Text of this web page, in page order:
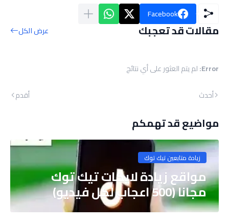
Facebook
مقالات قد تعجبك عرض الكل
Error: لم يتم العثور على أي نتائج
أحدث
أقدم
مواضيع قد تهمكم
زيادة متابعين تيك توك
مواقع زيادة لايكات تيك توك
مجانا (500 اعجاب لكل فيديو)